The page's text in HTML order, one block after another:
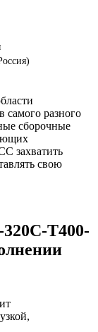
самого разного
сборочные
захватить
свою
Т400-